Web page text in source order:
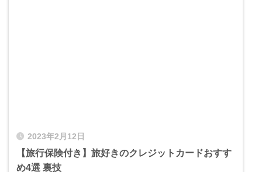
2023年2月12日
【旅行保険付き】旅好きのクレジットカードおすす
め4選 裏技